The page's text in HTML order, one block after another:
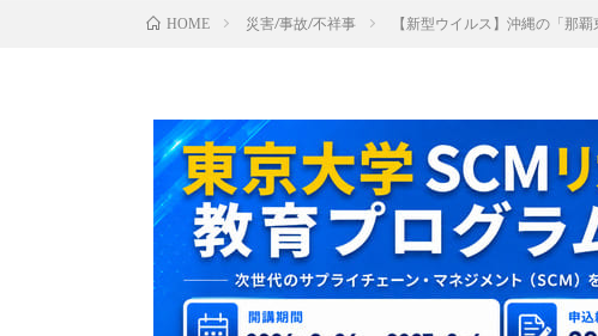
HOME 災害/事故/不祥事 【新型ウイルス】沖縄の「那